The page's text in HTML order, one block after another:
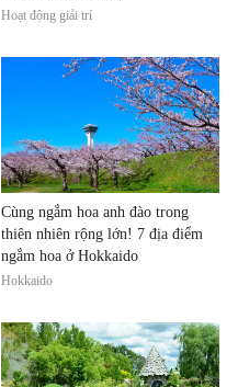
Hoạt động giải trí
Cùng ngắm hoa anh đào trong
thiên nhiên rộng lớn! 7 địa điểm
ngắm hoa ở Hokkaido
Hokkaido